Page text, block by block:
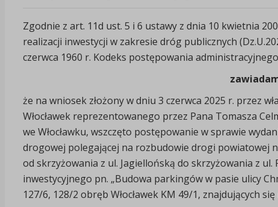
Zgodnie z art. 11d ust. 5 i 6 ustawy z dnia 10 kwietnia
realizacji inwestycji w zakresie dróg publicznych
czerwca 1960 r. Kodeks postępowania
że na wniosek złożony w dniu 3 czerwca 2025 r. przez
Włocławek reprezentowanego przez Pana Tomasza
we Włocławku, wszczęto postępowanie w sprawie
drogowej polegającej na rozbudowie drogi powiatowej
od skrzyżowania z ul. Jagiellońską do skrzyżowania z
inwestycyjnego pn. „Budowa parkingów w pasie ulicy
127/6, 128/2 obręb Włocławek KM 49/1, znajdujących